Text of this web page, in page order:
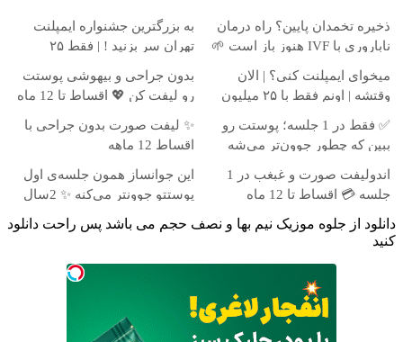
ذخیره تخمدان پایین؟ راه درمان
ناباروری با IVF هنوز باز است 🌱
به بزرگترین جشنواره ایمپلنت
تهران سر بزنید ! | فقط ۲۵
میخوای ایمپلنت کنی؟ | الان
وقتشه | اونم فقط با ۲۵ میلیون
بدون جراحی و بیهوشی پوستت
رو لیفت کن 💖 اقساط تا 12 ماه
✅ فقط در 1 جلسه؛ پوستت رو
ببین که چطور جوون‌تر می‌شه
✨ لیفت صورت بدون جراحی با
اقساط 12 ماهه
اندولیفت صورت و غبغب در 1
جلسه 💳 اقساط تا 12 ماه
این جوانساز همون جلسه‌ی اول
پوستتو جوونتر می‌کنه ✨ 2سال
ماندگاری داره
دانلود از جلوه موزیک نیم بها و نصف حجم می باشد پس راحت دانلود
کنید